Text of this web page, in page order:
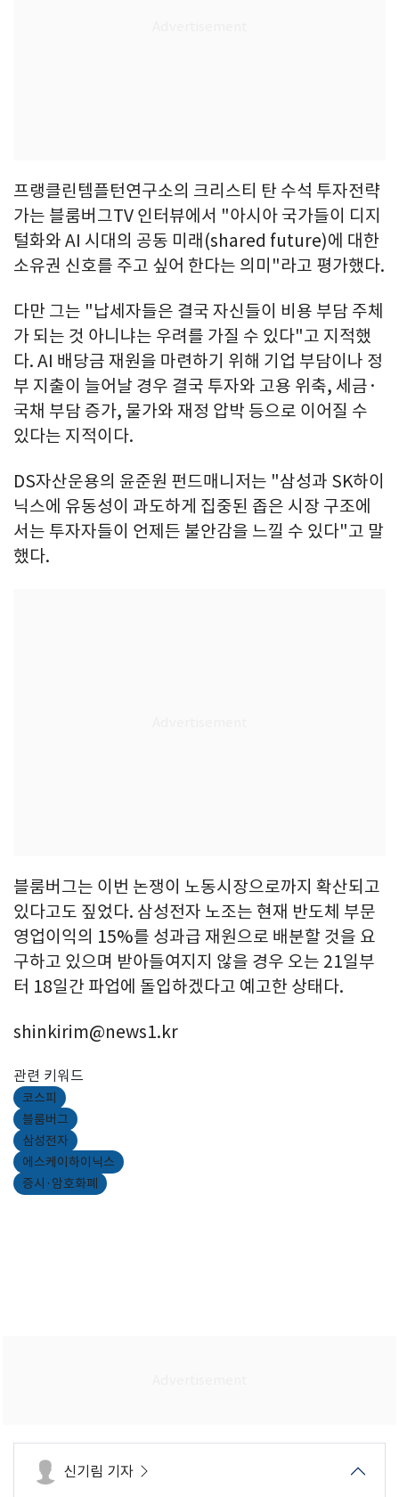
프랭클린템플턴연구소의 크리스티 탄 수석 투자전략
가는 블룸버그TV 인터뷰에서 "아시아 국가들이 디지
털화와 AI 시대의 공동 미래(shared future)에 대한
소유권 신호를 주고 싶어 한다는 의미"라고 평가했다.
다만 그는 "납세자들은 결국 자신들이 비용 부담 주체
가 되는 것 아니냐는 우려를 가질 수 있다"고 지적했
다. AI 배당금 재원을 마련하기 위해 기업 부담이나 정
부 지출이 늘어날 경우 결국 투자와 고용 위축, 세금·
국채 부담 증가, 물가와 재정 압박 등으로 이어질 수
있다는 지적이다.
DS자산운용의 윤준원 펀드매니저는 "삼성과 SK하이
닉스에 유동성이 과도하게 집중된 좁은 시장 구조에
서는 투자자들이 언제든 불안감을 느낄 수 있다"고 말
했다.
블룸버그는 이번 논쟁이 노동시장으로까지 확산되고
있다고도 짚었다. 삼성전자 노조는 현재 반도체 부문
영업이익의 15%를 성과급 재원으로 배분할 것을 요
구하고 있으며 받아들여지지 않을 경우 오는 21일부
터 18일간 파업에 돌입하겠다고 예고한 상태다.
shinkirim@news1.kr
관련 키워드
코스피
블룸버그
삼성전자
에스케이하이닉스
증시·암호화폐
신기림 기자